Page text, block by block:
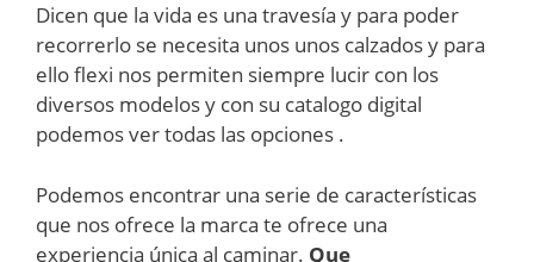
Dicen que la vida es una travesía y para poder
recorrerlo se necesita unos unos calzados y para
ello flexi nos permiten siempre lucir con los
diversos modelos y con su catalogo digital
podemos ver todas las opciones .
Podemos encontrar una serie de características
que nos ofrece la marca te ofrece una
experiencia única al caminar. Que